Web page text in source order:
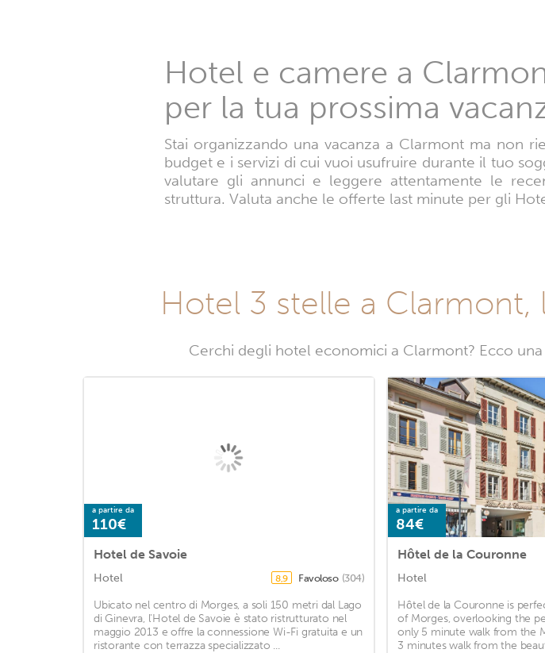
Hotel e camere a
per la tua prossima
Stai organizzando una vacanza a Clarmont ma non
budget e i servizi di cui vuoi usufruire durante il tuo
valutare gli annunci e leggere attentamente le
struttura. Valuta anche le offerte last minute per gli
Hotel 3 stelle a
Cerchi degli hotel economici a Clarmont? Ecco
a partire da
110€
Hotel de Savoie
Hotel 8,9 Favoloso (304)
Ubicato nel centro di Morges, a soli 150 metri dal Lago
di Ginevra, l'Hotel de Savoie è stato ristrutturato nel
maggio 2013 e offre la connessione Wi-Fi gratuita e un
ristorante con terrazza specializzato ...
a partire da
84€
Hôtel de la Couronne
Hotel
Hôtel de la Couronne is
of Morges, overlooking the
only 5 minute walk from the
3 minutes walk from the